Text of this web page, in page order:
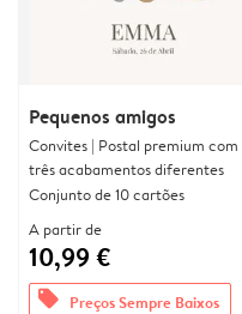
Pequenos amigos
Convites | Postal premium com
três acabamentos diferentes
Conjunto de 10 cartões
A partir de
10,99 €
offers Preços Sempre Baixos